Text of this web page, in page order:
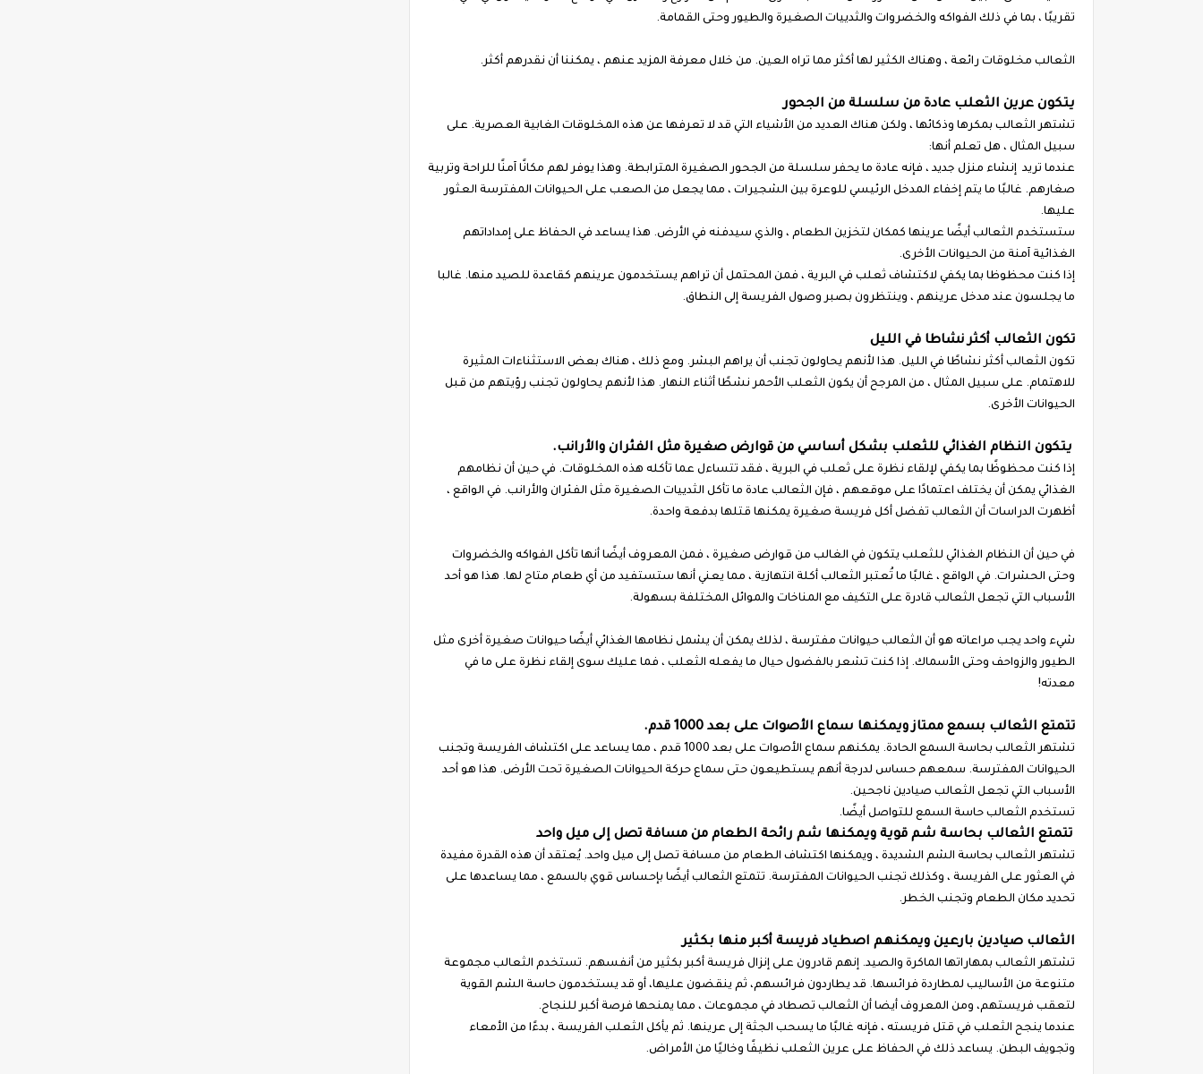
تقريبًا ، بما في ذلك الفواكه والخضروات والثدييات الصغيرة والطيور وحتى القمامة.
الثعالب مخلوقات رائعة ، وهناك الكثير لها أكثر مما تراه العين. من خلال معرفة المزيد عنهم ، يمكننا أن نقدرهم أكثر.
يتكون عرين الثعلب عادة من سلسلة من الجحور
تشتهر الثعالب بمكرها وذكائها ، ولكن هناك العديد من الأشياء التي قد لا تعرفها عن هذه المخلوقات الغابية العصرية. على
سبيل المثال ، هل تعلم أنها:
عندما تريد إنشاء منزل جديد ، فإنه عادة ما يحفر سلسلة من الجحور الصغيرة المترابطة. وهذا يوفر لهم مكانًا آمنًا للراحة وتربية
صغارهم. غالبًا ما يتم إخفاء المدخل الرئيسي للوعرة بين الشجيرات ، مما يجعل من الصعب على الحيوانات المفترسة العثور
عليها.
ستستخدم الثعالب أيضًا عرينها كمكان لتخزين الطعام ، والذي سيدفنه في الأرض. هذا يساعد في الحفاظ على إمداداتهم
الغذائية آمنة من الحيوانات الأخرى.
إذا كنت محظوظا بما يكفي لاكتشاف ثعلب في البرية ، فمن المحتمل أن تراهم يستخدمون عرينهم كقاعدة للصيد منها. غالبا
ما يجلسون عند مدخل عرينهم ، وينتظرون بصبر وصول الفريسة إلى النطاق.
تكون الثعالب أكثر نشاطا في الليل
تكون الثعالب أكثر نشاطًا في الليل. هذا لأنهم يحاولون تجنب أن يراهم البشر. ومع ذلك ، هناك بعض الاستثناءات المثيرة
للاهتمام. على سبيل المثال ، من المرجح أن يكون الثعلب الأحمر نشطًا أثناء النهار. هذا لأنهم يحاولون تجنب رؤيتهم من قبل
الحيوانات الأخرى.
يتكون النظام الغذائي للثعلب بشكل أساسي من قوارض صغيرة مثل الفئران والأرانب.
إذا كنت محظوظًا بما يكفي لإلقاء نظرة على ثعلب في البرية ، فقد تتساءل عما تأكله هذه المخلوقات. في حين أن نظامهم
الغذائي يمكن أن يختلف اعتمادًا على موقعهم ، فإن الثعالب عادة ما تأكل الثدييات الصغيرة مثل الفئران والأرانب. في الواقع ،
أظهرت الدراسات أن الثعالب تفضل أكل فريسة صغيرة يمكنها قتلها بدفعة واحدة.
في حين أن النظام الغذائي للثعلب يتكون في الغالب من قوارض صغيرة ، فمن المعروف أيضًا أنها تأكل الفواكه والخضروات
وحتى الحشرات. في الواقع ، غالبًا ما تُعتبر الثعالب أكلة انتهازية ، مما يعني أنها ستستفيد من أي طعام متاح لها. هذا هو أحد
الأسباب التي تجعل الثعالب قادرة على التكيف مع المناخات والموائل المختلفة بسهولة.
شيء واحد يجب مراعاته هو أن الثعالب حيوانات مفترسة ، لذلك يمكن أن يشمل نظامها الغذائي أيضًا حيوانات صغيرة أخرى مثل
الطيور والزواحف وحتى الأسماك. إذا كنت تشعر بالفضول حيال ما يفعله الثعلب ، فما عليك سوى إلقاء نظرة على ما في
معدته!
تتمتع الثعالب بسمع ممتاز ويمكنها سماع الأصوات على بعد 1000 قدم.
تشتهر الثعالب بحاسة السمع الحادة. يمكنهم سماع الأصوات على بعد 1000 قدم ، مما يساعد على اكتشاف الفريسة وتجنب
الحيوانات المفترسة. سمعهم حساس لدرجة أنهم يستطيعون حتى سماع حركة الحيوانات الصغيرة تحت الأرض. هذا هو أحد
الأسباب التي تجعل الثعالب صيادين ناجحين.
تستخدم الثعالب حاسة السمع للتواصل أيضًا.
تتمتع الثعالب بحاسة شم قوية ويمكنها شم رائحة الطعام من مسافة تصل إلى ميل واحد
تشتهر الثعالب بحاسة الشم الشديدة ، ويمكنها اكتشاف الطعام من مسافة تصل إلى ميل واحد. يُعتقد أن هذه القدرة مفيدة
في العثور على الفريسة ، وكذلك تجنب الحيوانات المفترسة. تتمتع الثعالب أيضًا بإحساس قوي بالسمع ، مما يساعدها على
تحديد مكان الطعام وتجنب الخطر.
الثعالب صيادين بارعين ويمكنهم اصطياد فريسة أكبر منها بكثير
تشتهر الثعالب بمهاراتها الماكرة والصيد. إنهم قادرون على إنزال فريسة أكبر بكثير من أنفسهم. تستخدم الثعالب مجموعة
متنوعة من الأساليب لمطاردة فرائسها. قد يطاردون فرائسهم، ثم ينقضون عليها، أو قد يستخدمون حاسة الشم القوية
لتعقب فريستهم، ومن المعروف أيضا أن الثعالب تصطاد في مجموعات ، مما يمنحها فرصة أكبر للنجاح.
عندما ينجح الثعلب في قتل فريسته ، فإنه غالبًا ما يسحب الجثة إلى عرينها. ثم يأكل الثعلب الفريسة ، بدءًا من الأمعاء
وتجويف البطن. يساعد ذلك في الحفاظ على عرين الثعلب نظيفًا وخاليًا من الأمراض.